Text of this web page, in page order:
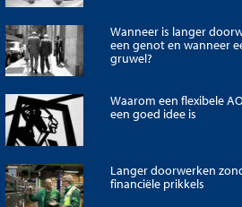
Wanneer is langer
een genot en wanneer
gruwel?
Waarom een flexibele
een goed idee is
Langer doorwerken
financiële prikkels